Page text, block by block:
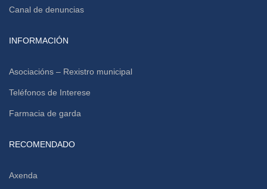
Canal de denuncias
INFORMACIÓN
Asociacións – Rexistro municipal
Teléfonos de Interese
Farmacia de garda
RECOMENDADO
Axenda